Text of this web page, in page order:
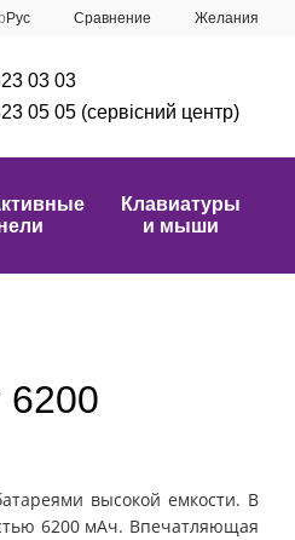
Рус Сравнение Желания
03 03
05 05 (сервісний центр)
Клавиатуры
и мыши
6200
высокой емкости. В
6200 мАч. Впечатляющая